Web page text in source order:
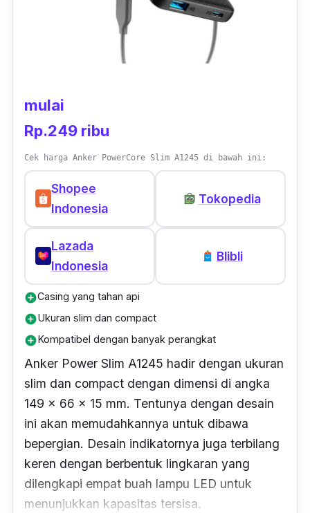
indicator untuk mengetahui kapasitas baterai
mulai
Rp.249 ribu
Cek harga Anker PowerCore Slim A1245 di bawah ini:
Shopee
Indonesia
Tokopedia
Lazada
Indonesia
Blibli
add_circleCasing yang tahan api
add_circleUkuran slim dan compact
add_circleKompatibel dengan banyak perangkat
Anker Power Slim A1245 hadir dengan ukuran
slim dan compact dengan dimensi di angka
149 x 66 x 15 mm. Tentunya dengan desain
ini akan memudahkannya untuk dibawa
bepergian. Desain indikatornya juga terbilang
keren dengan berbentuk lingkaran yang
dilengkapi empat buah lampu LED untuk
menunjukkan kapasitas tersisa.